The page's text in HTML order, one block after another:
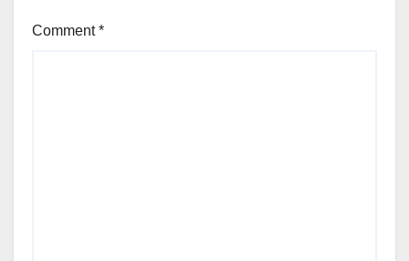
Comment*